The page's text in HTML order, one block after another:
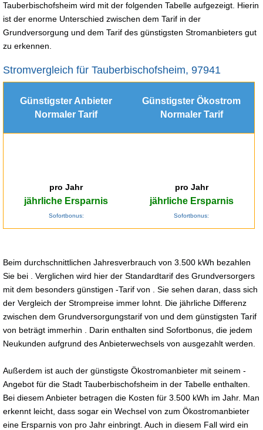
Tauberbischofsheim wird mit der folgenden Tabelle aufgezeigt. Hierin
ist der enorme Unterschied zwischen dem Tarif in der
Grundversorgung und dem Tarif des günstigsten Stromanbieters gut
zu erkennen.
Stromvergleich für Tauberbischofsheim, 97941
Günstigster Anbieter
Normaler Tarif
Günstigster Ökostrom
Normaler Tarif
pro Jahr
jährliche Ersparnis
Sofortbonus:
pro Jahr
jährliche Ersparnis
Sofortbonus:
Beim durchschnittlichen Jahresverbrauch von 3.500 kWh bezahlen
Sie bei . Verglichen wird hier der Standardtarif des Grundversorgers
mit dem besonders günstigen -Tarif von . Sie sehen daran, dass sich
der Vergleich der Strompreise immer lohnt. Die jährliche Differenz
zwischen dem Grundversorgungstarif von und dem günstigsten Tarif
von beträgt immerhin . Darin enthalten sind Sofortbonus, die jedem
Neukunden aufgrund des Anbieterwechsels von ausgezahlt werden.
Außerdem ist auch der günstigste Ökostromanbieter mit seinem -
Angebot für die Stadt Tauberbischofsheim in der Tabelle enthalten.
Bei diesem Anbieter betragen die Kosten für 3.500 kWh im Jahr. Man
erkennt leicht, dass sogar ein Wechsel von zum Ökostromanbieter
eine Ersparnis von pro Jahr einbringt. Auch in diesem Fall wird ein